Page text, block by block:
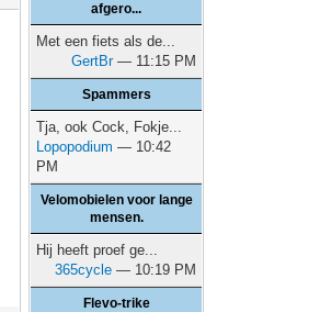
afgero...
Met een fiets als de...
GertBr— 11:15 PM
Spammers
Tja, ook Cock, Fokje...
Lopopodium — 10:42
PM
Velomobielen voor lange
mensen.
Hij heeft proef ge...
365cycle — 10:19 PM
Flevo-trike